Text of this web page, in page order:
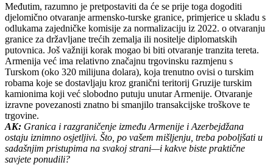
Međutim, razumno je pretpostaviti da će se prije toga dogoditi
djelomično otvaranje armensko-turske granice, primjerice u skladu s
odlukama zajedničke komisije za normalizaciju iz 2022. o otvaranju
granice za državljane trećih zemalja ili nositelje diplomatskih
putovnica. Još važniji korak mogao bi biti otvaranje tranzita tereta.
Armenija već ima relativno značajnu trgovinsku razmjenu s
Turskom (oko 320 milijuna dolara), koja trenutno ovisi o turskim
robama koje se dostavljaju kroz granični teritorij Gruzije turskim
kamionima koji već slobodno putuju unutar Armenije. Otvaranje
izravne povezanosti znatno bi smanjilo transakcijske troškove te
trgovine.
AK: Granica i razgraničenje između Armenije i Azerbejdžana
ostaju iznimno osjetljivi. Što, po vašem mišljenju, treba poboljšati u
sadašnjim pristupima na svakoj strani—i kakve biste praktične
savjete ponudili?